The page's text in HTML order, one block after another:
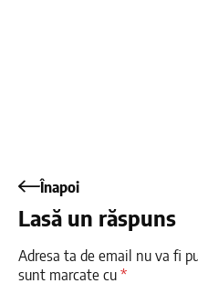
Înapoi
Lasă un răspuns
Adresa ta de email nu va fi
sunt marcate cu*